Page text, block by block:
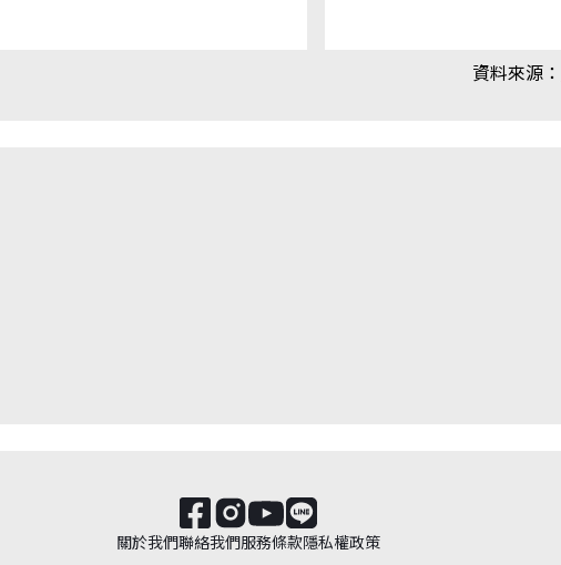
資料來源：
關於我們聯絡我們服務條款隱私權政策